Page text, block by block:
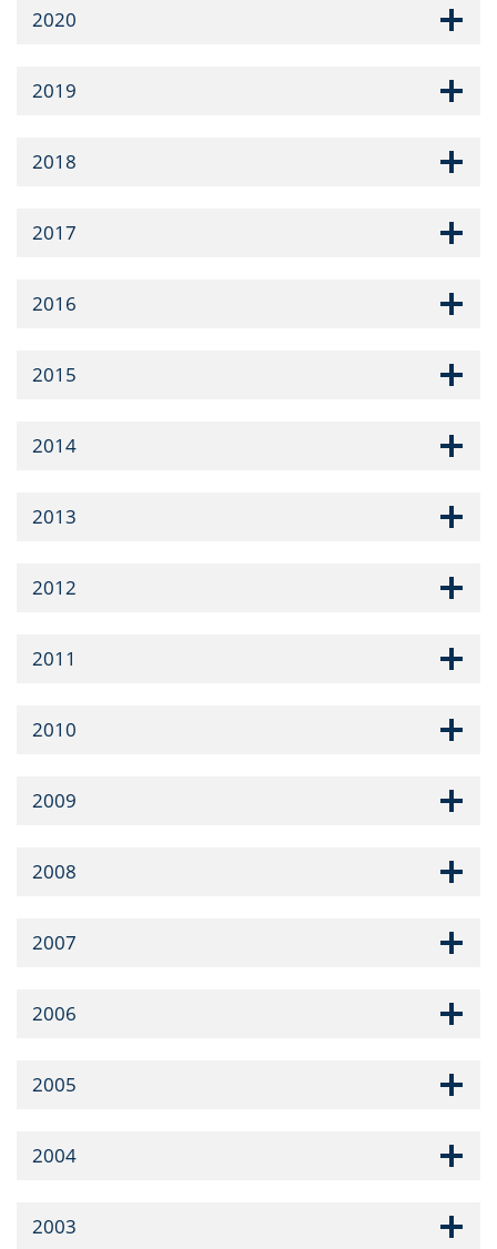
2020
2019
2018
2017
2016
2015
2014
2013
2012
2011
2010
2009
2008
2007
2006
2005
2004
2003